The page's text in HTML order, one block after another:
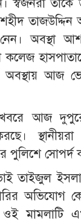
স্বজনরা তাকে
অবস্থা
কলেজ
অবস্থায় আজ
আজ
পুলিশে সোপর্দ
তাইজুল
অভিযোগ
মামলাটি